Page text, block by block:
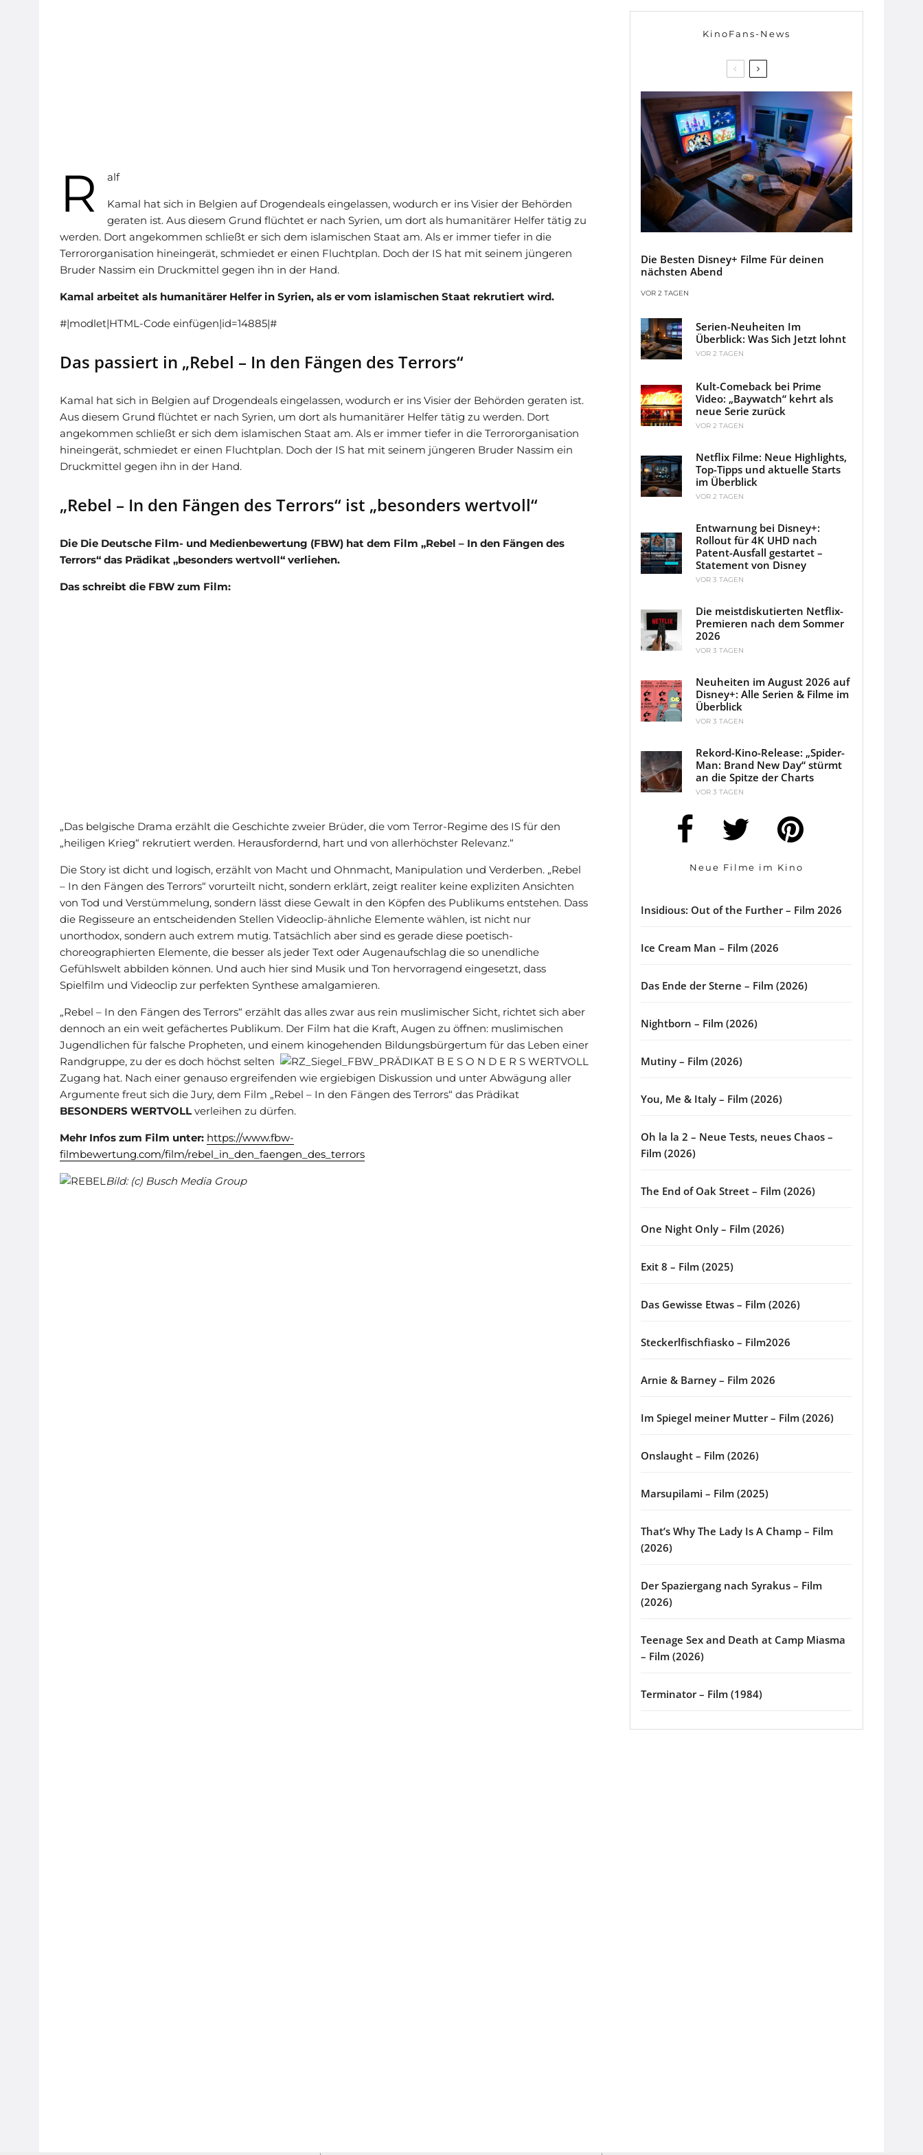
R alf
Kamal hat sich in Belgien auf Drogendeals eingelassen, wodurch er ins Visier der Behörden
geraten ist. Aus diesem Grund flüchtet er nach Syrien, um dort als humanitärer Helfer tätig zu
werden. Dort angekommen schließt er sich dem islamischen Staat am. Als er immer tiefer in die
Terrororganisation hineingerät, schmiedet er einen Fluchtplan. Doch der IS hat mit seinem jüngeren
Bruder Nassim ein Druckmittel gegen ihn in der Hand.
Kamal arbeitet als humanitärer Helfer in Syrien, als er vom islamischen Staat rekrutiert wird.
#|modlet|HTML-Code einfügen|id=14885|#
Das passiert in „Rebel – In den Fängen des Terrors“
Kamal hat sich in Belgien auf Drogendeals eingelassen, wodurch er ins Visier der Behörden geraten ist.
Aus diesem Grund flüchtet er nach Syrien, um dort als humanitärer Helfer tätig zu werden. Dort
angekommen schließt er sich dem islamischen Staat am. Als er immer tiefer in die Terrororganisation
hineingerät, schmiedet er einen Fluchtplan. Doch der IS hat mit seinem jüngeren Bruder Nassim ein
Druckmittel gegen ihn in der Hand.
„Rebel – In den Fängen des Terrors“ ist „besonders wertvoll“
Die Die Deutsche Film- und Medienbewertung (FBW) hat dem Film „Rebel – In den Fängen des
Terrors“ das Prädikat „besonders wertvoll“ verliehen.
Das schreibt die FBW zum Film:
„Das belgische Drama erzählt die Geschichte zweier Brüder, die vom Terror-Regime des IS für den
„heiligen Krieg“ rekrutiert werden. Herausfordernd, hart und von allerhöchster Relevanz.“
Die Story ist dicht und logisch, erzählt von Macht und Ohnmacht, Manipulation und Verderben. „Rebel
– In den Fängen des Terrors“ vorurteilt nicht, sondern erklärt, zeigt realiter keine expliziten Ansichten
von Tod und Verstümmelung, sondern lässt diese Gewalt in den Köpfen des Publikums entstehen. Dass
die Regisseure an entscheidenden Stellen Videoclip-ähnliche Elemente wählen, ist nicht nur
unorthodox, sondern auch extrem mutig. Tatsächlich aber sind es gerade diese poetisch-
choreographierten Elemente, die besser als jeder Text oder Augenaufschlag die so unendliche
Gefühlswelt abbilden können. Und auch hier sind Musik und Ton hervorragend eingesetzt, dass
Spielfilm und Videoclip zur perfekten Synthese amalgamieren.
„Rebel – In den Fängen des Terrors“ erzählt das alles zwar aus rein muslimischer Sicht, richtet sich aber
dennoch an ein weit gefächertes Publikum. Der Film hat die Kraft, Augen zu öffnen: muslimischen
Jugendlichen für falsche Propheten, und einem kinogehenden Bildungsbürgertum für das Leben einer
Randgruppe, zu der es doch höchst selten
Zugang hat. Nach einer genauso ergreifenden wie ergiebigen Diskussion und unter Abwägung aller
Argumente freut sich die Jury, dem Film „Rebel – In den Fängen des Terrors“ das Prädikat
BESONDERS WERTVOLL verleihen zu dürfen.
Mehr Infos zum Film unter: https://www.fbw-
filmbewertung.com/film/rebel_in_den_faengen_des_terrors
Bild: (c) Busch Media Group
KinoFans-News
Die Besten Disney+ Filme Für deinen
nächsten Abend
VOR 2 TAGEN
Serien-Neuheiten Im
Überblick: Was Sich Jetzt lohnt
VOR 2 TAGEN
Kult-Comeback bei Prime
Video: „Baywatch“ kehrt als
neue Serie zurück
VOR 2 TAGEN
Netflix Filme: Neue Highlights,
Top-Tipps und aktuelle Starts
im Überblick
VOR 2 TAGEN
Entwarnung bei Disney+:
Rollout für 4K UHD nach
Patent-Ausfall gestartet –
Statement von Disney
VOR 3 TAGEN
Die meistdiskutierten Netflix-
Premieren nach dem Sommer
2026
VOR 3 TAGEN
Neuheiten im August 2026 auf
Disney+: Alle Serien & Filme im
Überblick
VOR 3 TAGEN
Rekord-Kino-Release: „Spider-
Man: Brand New Day“ stürmt
an die Spitze der Charts
VOR 3 TAGEN
Neue Filme im Kino
Insidious: Out of the Further – Film 2026
Ice Cream Man – Film (2026
Das Ende der Sterne – Film (2026)
Nightborn – Film (2026)
Mutiny – Film (2026)
You, Me & Italy – Film (2026)
Oh la la 2 – Neue Tests, neues Chaos –
Film (2026)
The End of Oak Street – Film (2026)
One Night Only – Film (2026)
Exit 8 – Film (2025)
Das Gewisse Etwas – Film (2026)
Steckerlfischfiasko – Film2026
Arnie & Barney – Film 2026
Im Spiegel meiner Mutter – Film (2026)
Onslaught – Film (2026)
Marsupilami – Film (2025)
That’s Why The Lady Is A Champ – Film
(2026)
Der Spaziergang nach Syrakus – Film
(2026)
Teenage Sex and Death at Camp Miasma
– Film (2026)
Terminator – Film (1984)